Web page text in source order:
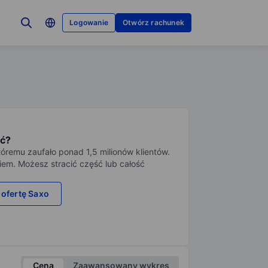
Logowanie Otwórz rachunek
zaufało ponad 1,5 milionów klientów.
Możesz stracić część lub całość
Saxo
Cena Zaawansowany wykres